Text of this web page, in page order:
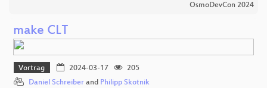
OsmoDevCon 2024
make CLT
Vortrag 2024-03-17
205
Daniel Schreiber and Philipp Skotnik